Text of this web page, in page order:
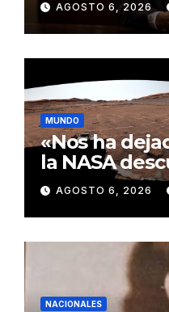
AGOSTO 6, 2026
MUNDO
«Nos ha
la NASA
insólito en
AGOSTO 6, 2026
NACIONALES